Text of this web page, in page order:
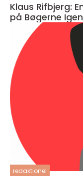
Klaus Rifbjerg:
på Bøgerne
redaktionel